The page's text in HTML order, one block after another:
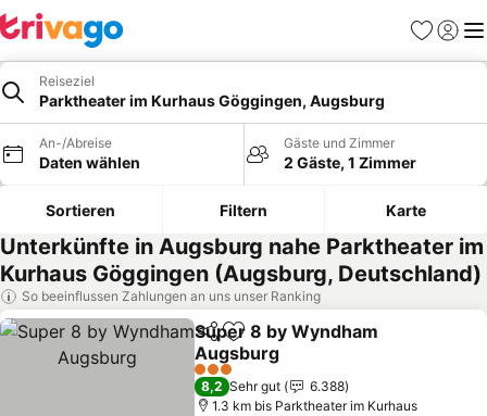
Favoriten
Reiseziel
Parktheater im Kurhaus Göggingen, Augsburg
An-/Abreise
Daten wählen
Gäste und Zimmer
2 Gäste, 1 Zimmer
Sortieren Filtern Karte
Unterkünfte in Augsburg nahe Parktheater im
Kurhaus Göggingen (Augsburg, Deutschland)
So beeinflussen Zahlungen an uns unser Ranking
TeilenZu Favoriten hinzufügen
Super 8 by Wyndham
Augsburg
Preise sehen
3 Sterne
8,2 Sehr gut
6.388
1.3 km bis Parktheater im Kurhaus